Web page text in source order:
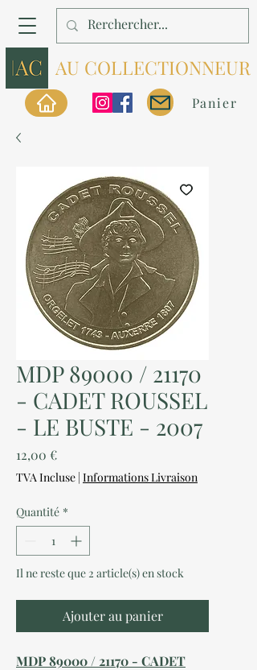
AU COLLECTIONNEUR
Panier
MDP 89000 / 21170
- CADET ROUSSEL
- LE BUSTE - 2007
12,00 €Prix
TVA Incluse | Informations Livraison
Quantité *
Il ne reste que 2 article(s) en stock
Ajouter au panier
MDP 89000 / 21170 - CADET